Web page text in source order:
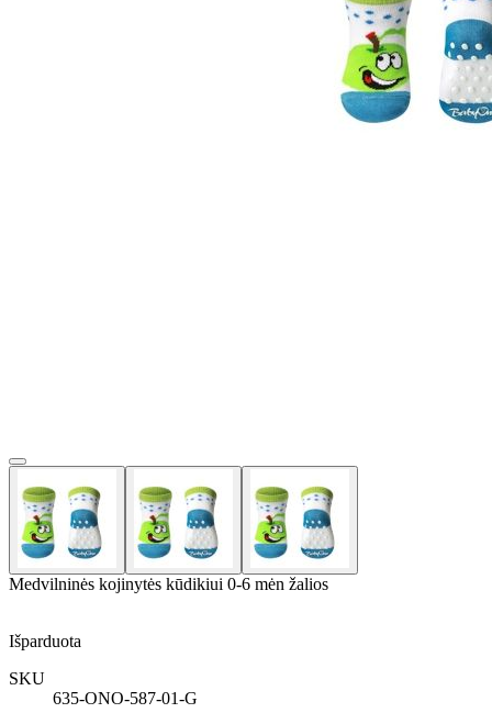
Medvilninės kojinytės kūdikiui 0-6 mėn žalios
Išparduota
SKU
635-ONO-587-01-G